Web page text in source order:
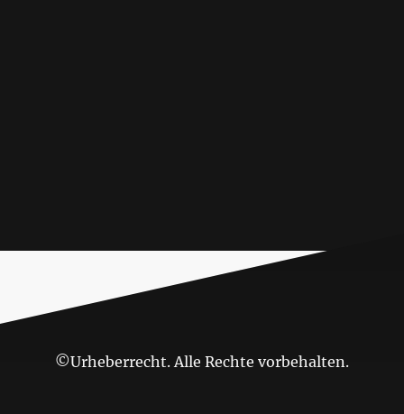
©Urheberrecht. Alle Rechte vorbehalten.